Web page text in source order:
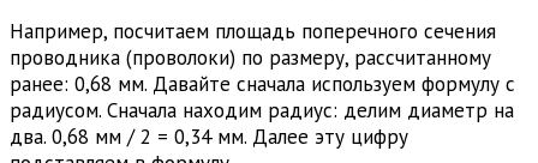
Например, посчитаем площадь поперечного сечения
проводника (проволоки) по размеру, рассчитанному
ранее: 0,68 мм. Давайте сначала используем формулу с
радиусом. Сначала находим радиус: делим диаметр на
два. 0,68 мм / 2 = 0,34 мм. Далее эту цифру